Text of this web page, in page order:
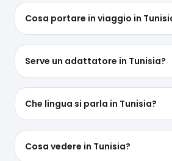
Cosa portare in viaggio in
Serve un adattatore in Tunisia?
Che lingua si parla in Tunisia?
Cosa vedere in Tunisia?